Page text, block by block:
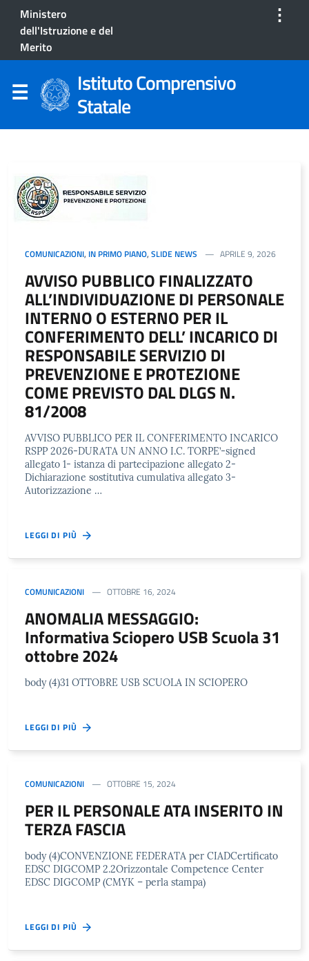
Ministero
dell'Istruzione e del
Merito
⋮
Istituto Comprensivo
Statale
COMUNICAZIONI, IN PRIMO PIANO, SLIDE NEWS APRILE 9, 2026
AVVISO PUBBLICO FINALIZZATO
ALL’INDIVIDUAZIONE DI PERSONALE
INTERNO O ESTERNO PER IL
CONFERIMENTO DELL’ INCARICO DI
RESPONSABILE SERVIZIO DI
PREVENZIONE E PROTEZIONE
COME PREVISTO DAL DLGS N.
81/2008
AVVISO PUBBLICO PER IL CONFERIMENTO INCARICO
RSPP 2026-DURATA UN ANNO I.C. TORPE’-signed
allegato 1- istanza di partecipazione allegato 2-
Dichiarazione sostitutiva cumulativa allegato 3-
Autorizzazione …
LEGGI DI PIÙ
COMUNICAZIONI OTTOBRE 16, 2024
ANOMALIA MESSAGGIO:
Informativa Sciopero USB Scuola 31
ottobre 2024
body (4)31 OTTOBRE USB SCUOLA IN SCIOPERO
LEGGI DI PIÙ
COMUNICAZIONI OTTOBRE 15, 2024
PER IL PERSONALE ATA INSERITO IN
TERZA FASCIA
body (4)CONVENZIONE FEDERATA per CIADCertificato
EDSC DIGCOMP 2.2Orizzontale Competence Center
EDSC DIGCOMP (CMYK – perla stampa)
LEGGI DI PIÙ